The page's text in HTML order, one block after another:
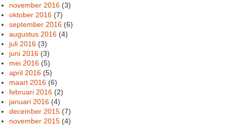
november 2016 (3)
oktober 2016 (7)
september 2016 (6)
augustus 2016 (4)
juli 2016 (3)
juni 2016 (3)
mei 2016 (5)
april 2016 (5)
maart 2016 (6)
februari 2016 (2)
januari 2016 (4)
december 2015 (7)
november 2015 (4)